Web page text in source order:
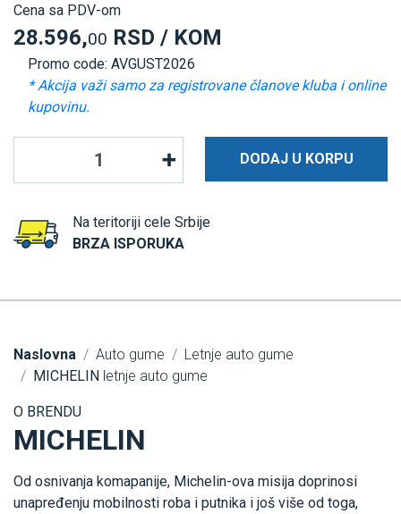
Cena sa PDV-om
28.596,00 RSD / KOM
Promo code: AVGUST2026
* Akcija važi samo za registrovane članove kluba i online
kupovinu.
DODAJ U KORPU
Na teritoriji cele Srbije
BRZA ISPORUKA
Naslovna Auto gume
Letnje auto gume
MICHELIN letnje auto gume
O BRENDU
MICHELIN
Od osnivanja komapanije, Michelin-ova misija doprinosi
unapređenju mobilnosti roba i putnika i još više od toga,